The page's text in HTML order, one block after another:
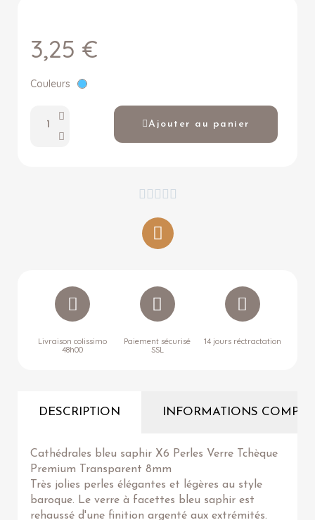
3,25 €
Couleurs
Ajouter au panier
    
Livraison colissimo
48h00
Paiement sécurisé
SSL
14 jours réctractation
DESCRIPTION INFORMATIONS
Cathédrales bleu saphir X6 Perles Verre Tchèque
Premium Transparent 8mm
Très jolies perles élégantes et légères au style
baroque. Le verre à facettes bleu saphir est
rehaussé d'une finition argenté aux extrémités.